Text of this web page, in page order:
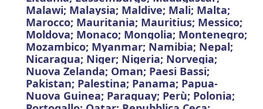
Malawi; Malaysia; Maldive; Mali; Malta;
Marocco; Mauritania; Mauritius; Messico;
Moldova; Monaco; Mongolia; Montenegro;
Mozambico; Myanmar; Namibia; Nepal;
Nicaragua; Niger; Nigeria; Norvegia;
Nuova Zelanda; Oman; Paesi Bassi;
Pakistan; Palestina; Panama; Papua-
Nuova Guinea; Paraguay; Perù; Polonia;